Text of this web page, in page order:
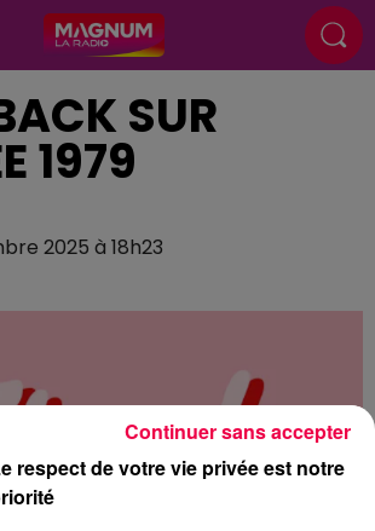
SUR
1979
2025 à 18h23
respect de votre vie privée est notre
Continuer sans accepter